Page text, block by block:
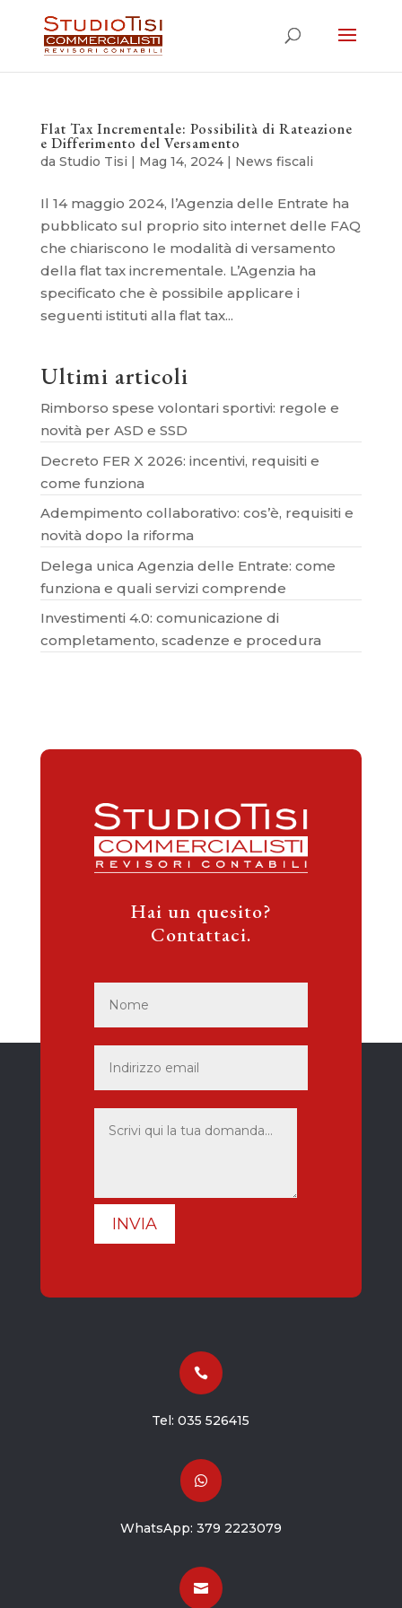
Flat Tax Incrementale: Possibilità di Rateazione
e Differimento del Versamento
da Studio Tisi | Mag 14, 2024| News fiscali
Il 14 maggio 2024, l’Agenzia delle Entrate ha
pubblicato sul proprio sito internet delle FAQ
che chiariscono le modalità di versamento
della flat tax incrementale. L’Agenzia ha
specificato che è possibile applicare i
seguenti istituti alla flat tax...
Ultimi articoli
Rimborso spese volontari sportivi: regole e
novità per ASD e SSD
Decreto FER X 2026: incentivi, requisiti e
come funziona
Adempimento collaborativo: cos’è, requisiti e
novità dopo la riforma
Delega unica Agenzia delle Entrate: come
funziona e quali servizi comprende
Investimenti 4.0: comunicazione di
completamento, scadenze e procedura
Hai un quesito?
Contattaci.
INVIA

Tel:035 526415

WhatsApp: 379 2223079
